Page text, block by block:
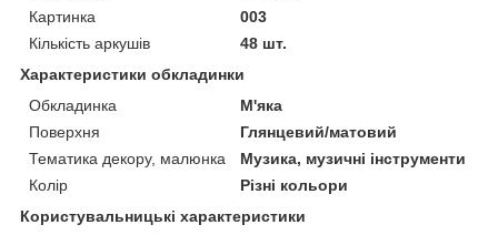
Картинка
003
Кількість аркушів
48 шт.
Характеристики обкладинки
Обкладинка
М'яка
Поверхня
Глянцевий/матовий
Тематика декору, малюнка
Музика, музичні інструменти
Колір
Різні кольори
Користувальницькі характеристики